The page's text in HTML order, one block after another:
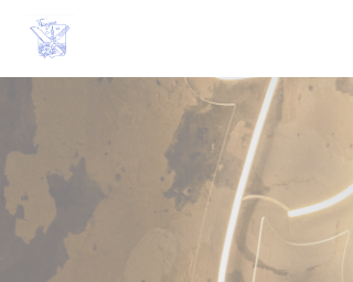
Πίνακας διαχείρισης "Μπισκότων" (Cookies)